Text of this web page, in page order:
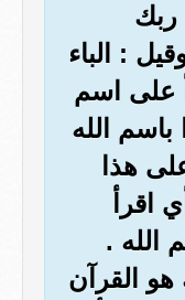
ربك
: الباء
على اسم
الله
هذا
اقرأ
الله .
القرآن